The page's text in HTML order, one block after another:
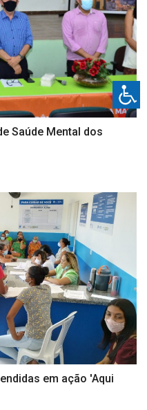
Saúde Mental dos
em ação 'Aqui